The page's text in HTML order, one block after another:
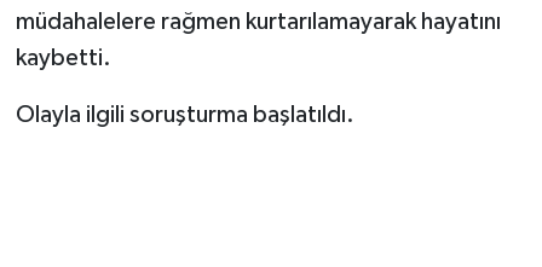
müdahalelere rağmen kurtarılamayarak hayatını
kaybetti.
Olayla ilgili soruşturma başlatıldı.